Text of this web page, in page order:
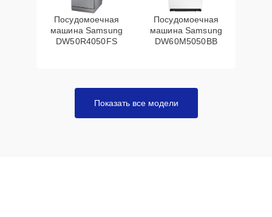
Посудомоечная
машина Samsung
DW50R4050FS
Посудомоечная
машина Samsung
DW60M5050BB
Показать все модели